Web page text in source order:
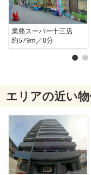
業務スーパー十三店
約579m／8分
エリアの近い